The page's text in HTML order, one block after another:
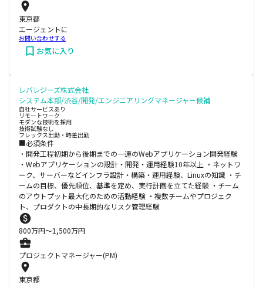
東京都
エージェントに
お問い合わせする
お気に入り
レバレジーズ株式会社
システム本部/渋谷/開発/エンジニアリングマネージャー候補
自社サービスあり
リモートワーク
モダンな技術を採用
技術試験なし
フレックス出勤・時差出勤
■必須条件
・開発工程初期から後期までの一連のWebアプリケーション開発経験
・Webアプリケーションの設計・開発・運用経験10年以上 ・ネットワ
ーク、サーバーなどインフラ設計・構築・運用経験、Linuxの知識 ・チ
ームの目標、優先順位、基準を定め、実行計画を立てた経験 ・チーム
のアウトプット最大化のための活動経験 ・複数チームやプロジェク
ト、プロダクトの中長期的なリスク管理経験
800万円〜1,500万円
プロジェクトマネージャー(PM)
東京都